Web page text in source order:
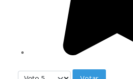
Por favor, vote